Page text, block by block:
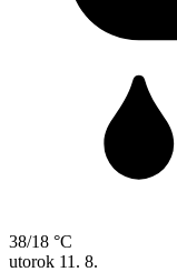
38/18 °C
utorok 11. 8.